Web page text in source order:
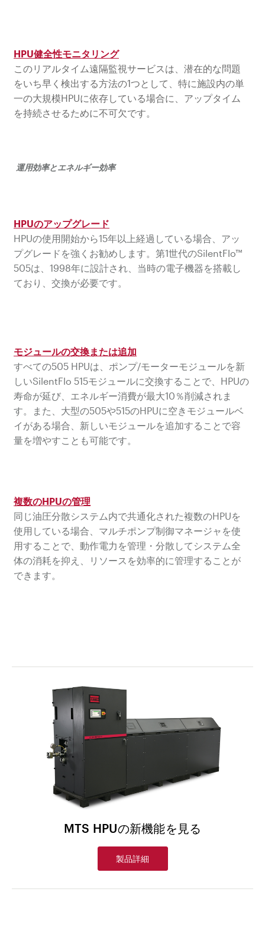
HPU健全性モニタリング
このリアルタイム遠隔監視サービスは、潜在的な問題
をいち早く検出する方法の1つとして、特に施設内の単
一の大規模HPUに依存している場合に、アップタイム
を持続させるために不可欠です。
運用効率とエネルギー効率
HPUのアップグレード
HPUの使用開始から15年以上経過している場合、アッ
プグレードを強くお勧めします。第1世代のSilentFlo™
505は、1998年に設計され、当時の電子機器を搭載し
ており、交換が必要です。
モジュールの交換または追加
すべての505 HPUは、ポンプ/モーターモジュールを新
しいSilentFlo 515モジュールに交換することで、HPUの
寿命が延び、エネルギー消費が最大10％削減されま
す。また、大型の505や515のHPUに空きモジュールベ
イがある場合、新しいモジュールを追加することで容
量を増やすことも可能です。
複数のHPUの管理
同じ油圧分散システム内で共通化された複数のHPUを
使用している場合、マルチポンプ制御マネージャを使
用することで、動作電力を管理・分散してシステム全
体の消耗を抑え、リソースを効率的に管理することが
できます。
MTS HPUの新機能を見る
製品詳細